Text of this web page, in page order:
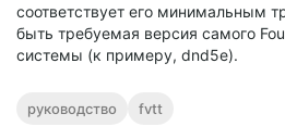
соответствует его минимальным
быть требуемая версия самого
системы (к примеру, dnd5e).
руководство fvtt